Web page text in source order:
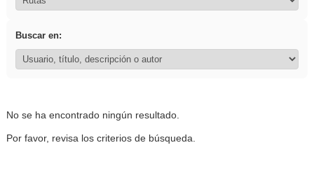
Buscar en:
No se ha encontrado ningún resultado.
Por favor, revisa los criterios de búsqueda.